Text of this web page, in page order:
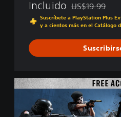
Incluido Rebajado del
US$19.99
Suscríbete a PlayStation Plus
y a cientos más en el Catálogo
F